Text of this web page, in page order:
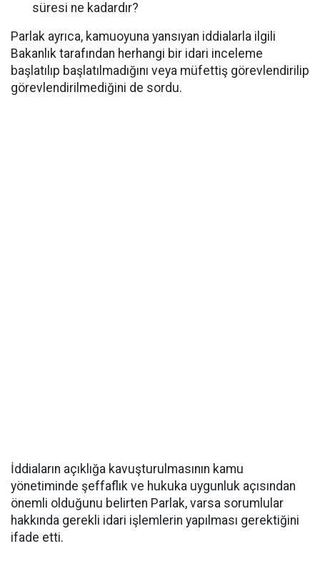
süresi ne kadardır?
Parlak ayrıca, kamuoyuna yansıyan iddialarla ilgili
Bakanlık tarafından herhangi bir idari inceleme
başlatılıp başlatılmadığını veya müfettiş görevlendirilip
görevlendirilmediğini de sordu.
İddiaların açıklığa kavuşturulmasının kamu
yönetiminde şeffaflık ve hukuka uygunluk açısından
önemli olduğunu belirten Parlak, varsa sorumlular
hakkında gerekli idari işlemlerin yapılması gerektiğini
ifade etti.